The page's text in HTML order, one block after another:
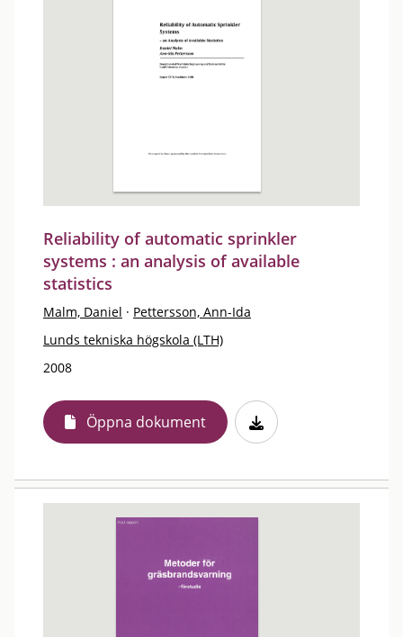
Reliability of automatic sprinkler
systems : an analysis of available
statistics
Malm, Daniel · Pettersson, Ann-Ida
Lunds tekniska högskola (LTH)
2008
Öppna dokument